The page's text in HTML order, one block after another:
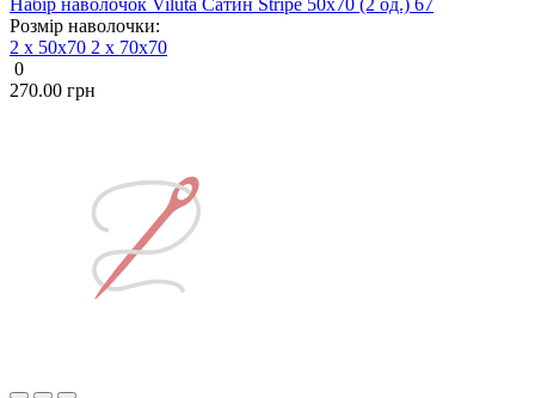
Розмір наволочки:
2 х 50х70 2 х 70х70
0
270.00 грн